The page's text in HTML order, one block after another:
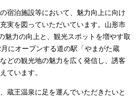
宿泊施設等において、魅力向上に向け
実を図っていただいています。山形市
魅力の向上と、観光スポットを増やす取
にオープンする道の駅「やまがた蔵
どの観光地の魅力を広く発信し、誘客
ています。
蔵王温泉に足を運んでいただきたいと